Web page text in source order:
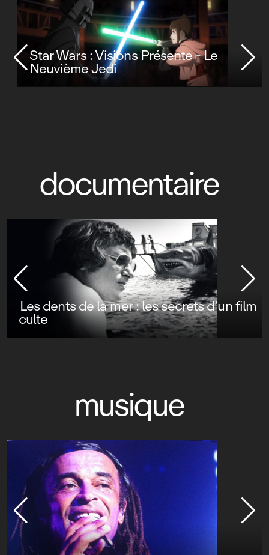
Star Wars : Visions Présente - Le
Neuvième Jedi
documentaire
Les dents de la mer : les secrets d’un film
culte
musique